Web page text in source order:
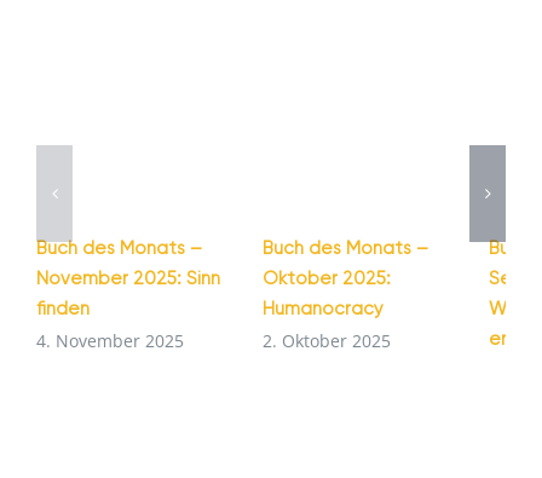
Buch des Monats –
November 2025: Sinn
finden
4. November 2025
Buch des Monats –
Oktober 2025:
Humanocracy
2. Oktober 2025
Buch
Wie